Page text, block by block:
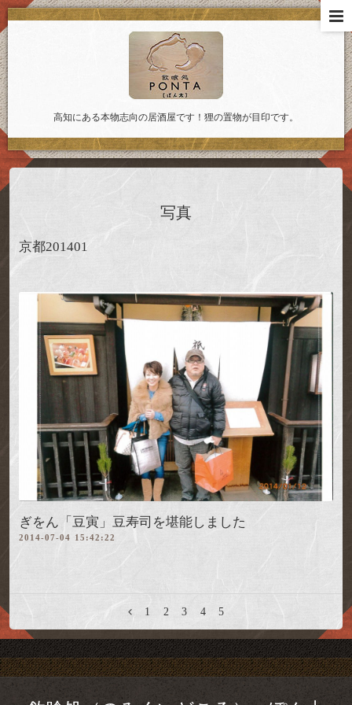
高知にある本物志向の居酒屋です！狸の置物が目印です。
写真
京都201401
ぎをん「豆寅」豆寿司を堪能しました
2014-07-04 15:42:22
1 2 3 4 5